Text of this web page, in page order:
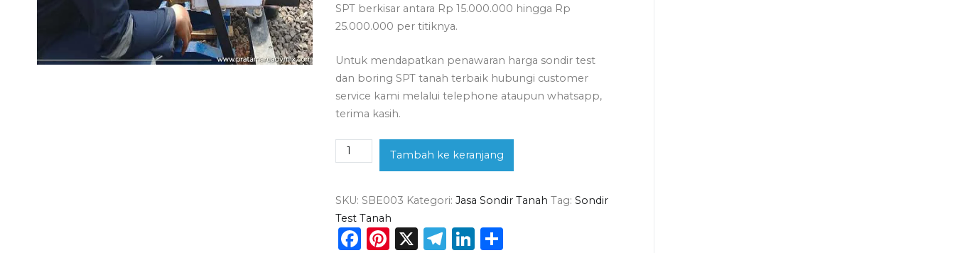
SPT berkisar antara Rp 15.000.000 hingga Rp
25.000.000 per titiknya.
Untuk mendapatkan penawaran harga sondir test
dan boring SPT tanah terbaik hubungi customer
service kami melalui telephone ataupun whatsapp,
terima kasih.
Kuantitas
Jasa
Tanah
Jatisampurna
Tambah ke keranjang
SKU:SBE003 Kategori:Jasa Sondir Tanah Tag:Sondir
Test Tanah
Facebook
Pinterest
X Telegram
LinkedIn